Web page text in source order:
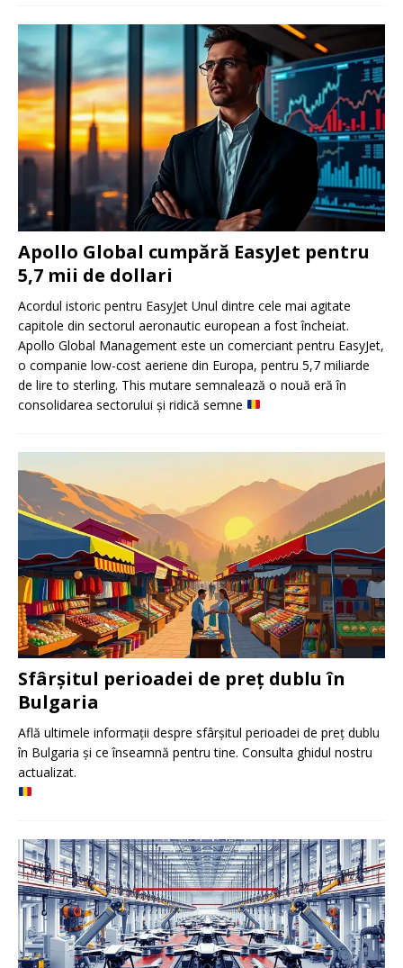
Apollo Global cumpără EasyJet pentru
5,7 mii de dollari
Acordul istoric pentru EasyJet Unul dintre cele mai agitate
capitole din sectorul aeronautic european a fost încheiat.
Apollo Global Management este un comerciant pentru EasyJet,
o companie low-cost aeriene din Europa, pentru 5,7 miliarde
de lire to sterling. This mutare semnalează o nouă eră în
consolidarea sectorului și ridică semne
Sfârșitul perioadei de preț dublu în
Bulgaria
Află ultimele informații despre sfârșitul perioadei de preț dublu
în Bulgaria și ce înseamnă pentru tine. Consulta ghidul nostru
actualizat.